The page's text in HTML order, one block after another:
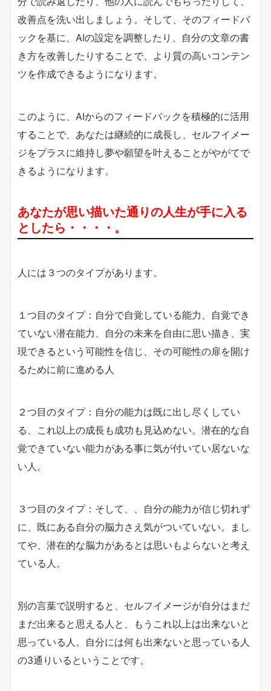
改善点を洗い出しましょう。そして、そのフィードバ
ックを基に、AIの設定を調整したり、自分の文章の書
き方を改善したりすることで、より質の高いコンテン
ツを作成できるようになります。
このように、AIからのフィードバックを積極的に活用
することで、あなたは継続的に成長し、セルフイメー
ジをプラスに維持し夢や願望を叶えることがやがてで
きるようになります。
あなたが思い描いた通りの人生が手に入る
としたら・・・・。
人には３つのタイプがあります。
１つ目のタイプ：自分で自覚している能力、自覚でき
ていない潜在能力、自分の未来を自由に思い描き、実
現できるという可能性を信じ、その可能性の扉を開け
るために前に進める人
２つ目のタイプ：自分の能力は既に出し尽くしてい
る、これ以上の成長も成功も見込めない。潜在的な自
覚できていない能力がある事に気が付いてい居ないな
い人。
３つ目のタイプ：そして、、自分の能力が信じ切れず
に、既にある自分の脳力さえ気がついていない。まし
てや、潜在的な脳力があるとは思いもよらないと考え
ている人。
別の言葉で説明すると、セルフイメージが自分はまだ
まだ出来ると思える人と、もうこれ以上は出来ないと
思っている人。自分には何も出来ないと思っている人
の3通りいるということです。